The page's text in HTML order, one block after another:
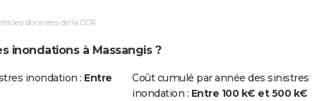
de
25/12/1999
les données de la CCR
inondations à Massangis ?
inondation : Entre
Coût cumulé par année des sinistres
inondation : Entre 100 k€ et 500 k€